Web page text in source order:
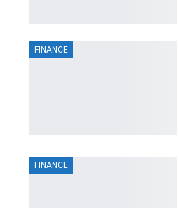
FINANCE
FINANCE